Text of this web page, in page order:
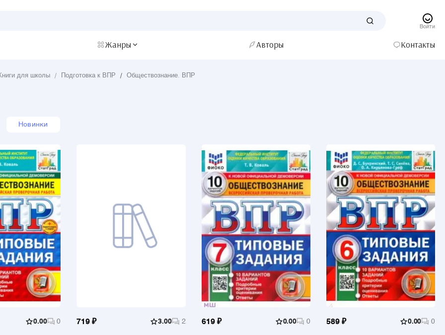
Войти
Жанры Авторы Контакты
для школы / Подготовка к ВПР / Обществознание. ВПР
Новинки
0.00 0 719 ₽ 3.00 2 619 ₽ 0.00 0 589 ₽ 0.00 0